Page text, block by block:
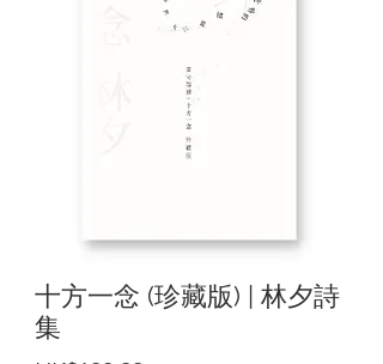
十方一念 (珍藏版) | 林夕詩
集